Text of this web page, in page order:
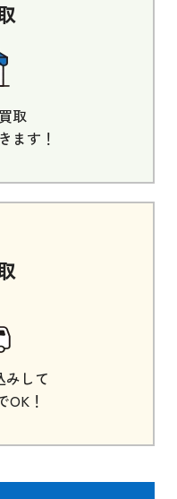
取
ます！
みして
OK！